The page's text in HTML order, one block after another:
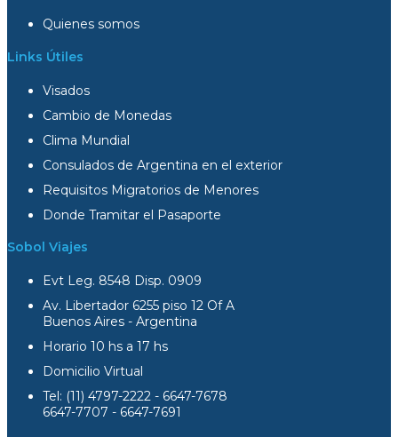
Quienes somos
Links Útiles
Visados
Cambio de Monedas
Clima Mundial
Consulados de Argentina en el exterior
Requisitos Migratorios de Menores
Donde Tramitar el Pasaporte
Sobol Viajes
Evt Leg. 8548 Disp. 0909
Av. Libertador 6255 piso 12 Of A
Buenos Aires - Argentina
Horario 10 hs a 17 hs
Domicilio Virtual
Tel: (11) 4797-2222 - 6647-7678
6647-7707 - 6647-7691